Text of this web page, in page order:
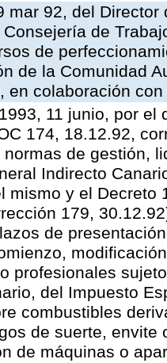
mar 92, del
de
de
de la Comunidad
en colaboración
11 junio, por
174, 18.12.92,
normas de gestión,
Indirecto
mismo y el Decreto
179,
de
profesionales
del Impuesto
combustibles
de suerte, envite
de máquinas o